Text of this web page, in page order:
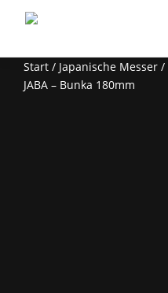
Start / Japanische Messer /
JABA – Bunka 180mm